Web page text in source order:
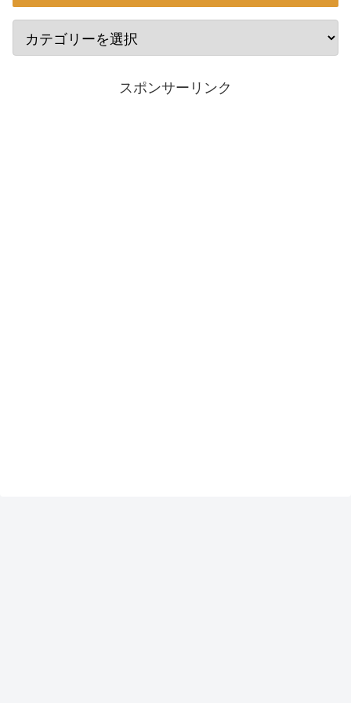
スポンサーリンク